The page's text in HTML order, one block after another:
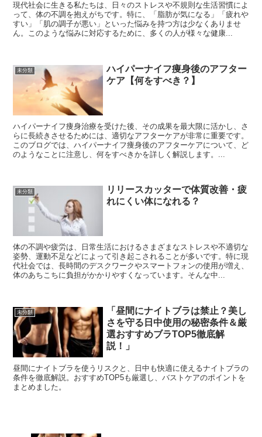
現代社会に生きる私たちは、日々のストレスや不規則な生活習慣によ
って、体の不調を抱えがちです。特に、「脂肪が気になる」「疲れや
すい」「肌の調子が悪い」といった悩みを持つ方は少なくありませ
ん。このような悩みに対応するために、多くの人が様々な健康...
未分類
ハイパーナイフ痩身後のアフター
ケア【何をすべき？】
ハイパーナイフ痩身治療を受けた後、その成果を最大限に活かし、さ
らに長続きさせるためには、適切なアフターケアが非常に重要です。
このブログでは、ハイパーナイフ痩身後のアフターケアについて、ど
のようなことに注意し、何をすべきかを詳しく解説します。...
未分類
リリースカッターで体質改善・疲
れにくい体になれる？
体の不調や疲労は、日常生活におけるさまざまなストレスや不適切な
姿勢、運動不足などによって引き起こされることが多いです。特に現
代社会では、長時間のデスクワークやスマートフォンの使用が増え、
体のあちこちに負担がかかりやすくなっています。そんな中...
未分類
「昼間にナイトブラは禁止？美し
さを守る日中使用の秘密条件＆厳
選おすすめブラTOP5徹底解
説！」
昼間にナイトブラを使うリスクと、日中も快適に使えるナイトブラの
条件を徹底解説。おすすめTOP5も厳選し、バストケアのポイントを
まとめました。